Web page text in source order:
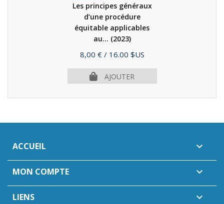
Les principes généraux
d’une procédure
équitable applicables
au... (2023)
Prix
8,00 € / 16.00 $US
AJOUTER
ACCUEIL 
MON COMPTE 
LIENS 